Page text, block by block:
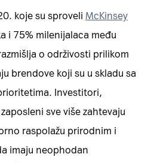
koje su sproveli McKinsey
i 75% milenijalaca među
o održivosti prilikom
brendove koji su u skladu sa
Investitori,
sve više zahtevaju
raspolažu prirodnim i
imaju neophodan